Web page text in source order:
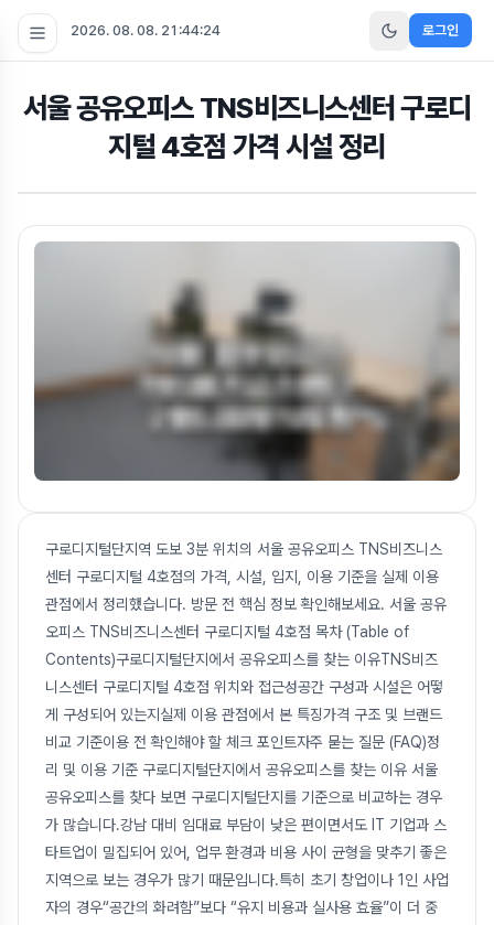
2026. 08. 08. 21:44:25 로그인
서울 공유오피스 TNS비즈니스센터 구로디
지털 4호점 가격 시설 정리
구로디지털단지역 도보 3분 위치의 서울 공유오피스 TNS비즈니스
센터 구로디지털 4호점의 가격, 시설, 입지, 이용 기준을 실제 이용
관점에서 정리했습니다. 방문 전 핵심 정보 확인해보세요. 서울 공유
오피스 TNS비즈니스센터 구로디지털 4호점 목차 (Table of
Contents)구로디지털단지에서 공유오피스를 찾는 이유TNS비즈
니스센터 구로디지털 4호점 위치와 접근성공간 구성과 시설은 어떻
게 구성되어 있는지실제 이용 관점에서 본 특징가격 구조 및 브랜드
비교 기준이용 전 확인해야 할 체크 포인트자주 묻는 질문 (FAQ)정
리 및 이용 기준 구로디지털단지에서 공유오피스를 찾는 이유 서울
공유오피스를 찾다 보면 구로디지털단지를 기준으로 비교하는 경우
가 많습니다.강남 대비 임대료 부담이 낮은 편이면서도 IT 기업과 스
타트업이 밀집되어 있어, 업무 환경과 비용 사이 균형을 맞추기 좋은
지역으로 보는 경우가 많기 때문입니다.특히 초기 창업이나 1인 사업
자의 경우“공간의 화려함”보다 “유지 비용과 실사용 효율”이 더 중